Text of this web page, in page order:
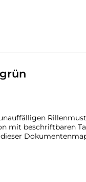
mit beschriftbaren